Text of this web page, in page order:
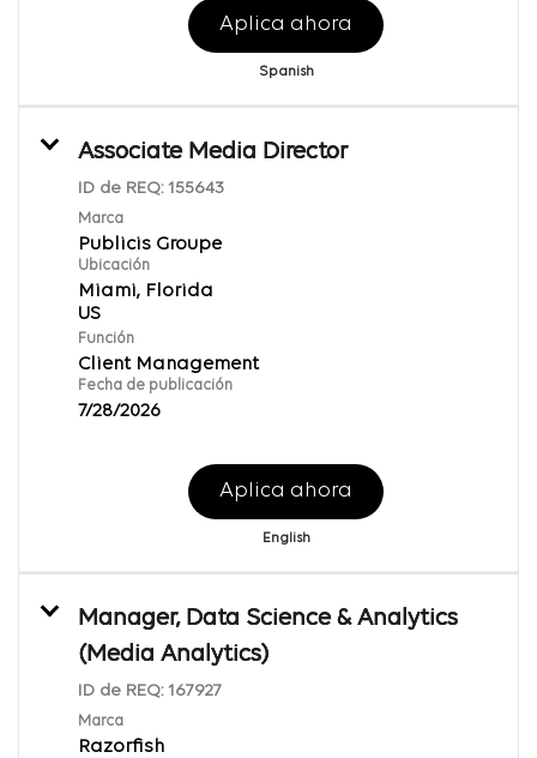
Aplica ahora
Spanish
Associate Media Director
ID de REQ: 155643
Marca
Publicis Groupe
Ubicación
Miami, Florida
Función
Client Management
Fecha de publicación
7/28/2026
Aplica ahora
English
Manager, Data Science & Analytics
(Media Analytics)
ID de REQ: 167927
Marca
Razorfish